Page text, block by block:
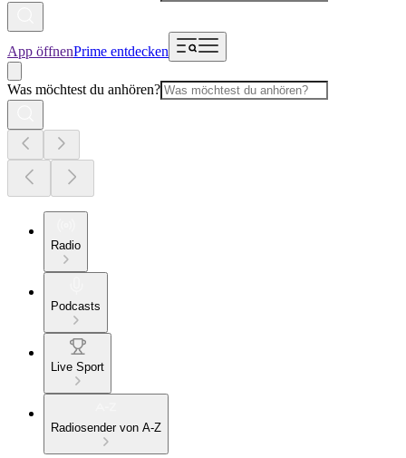
App öffnenPrime entdecken
Was möchtest du anhören?
Radio
Podcasts
Live Sport
Radiosender von A-Z